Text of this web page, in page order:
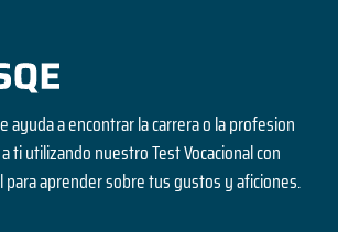
ayuda a encontrar la carrera o la profesion
ti utilizando nuestro Test Vocacional con
para aprender sobre tus gustos y aficiones.